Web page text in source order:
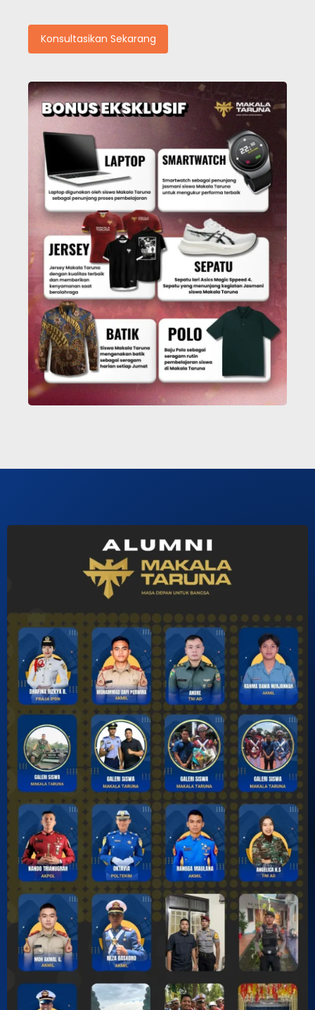
Konsultasikan Sekarang